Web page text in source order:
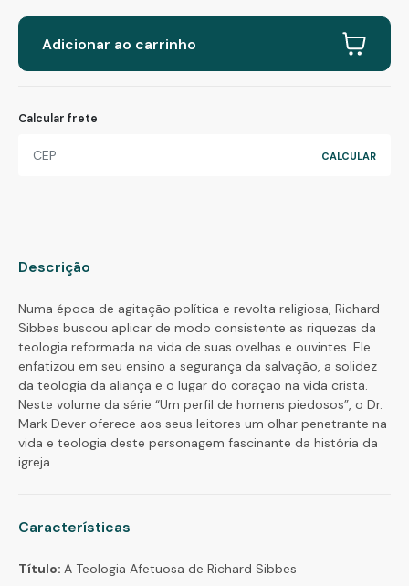
Adicionar ao carrinho
Calcular frete
Descrição
Numa época de agitação política e revolta religiosa, Richard
Sibbes buscou aplicar de modo consistente as riquezas da
teologia reformada na vida de suas ovelhas e ouvintes. Ele
enfatizou em seu ensino a segurança da salvação, a solidez
da teologia da aliança e o lugar do coração na vida cristã.
Neste volume da série “Um perfil de homens piedosos”, o Dr.
Mark Dever oferece aos seus leitores um olhar penetrante na
vida e teologia deste personagem fascinante da história da
igreja.
Características
Título: A Teologia Afetuosa de Richard Sibbes